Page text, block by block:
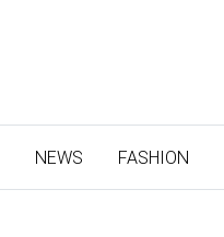
NEWS (CURRENT)
FASHION